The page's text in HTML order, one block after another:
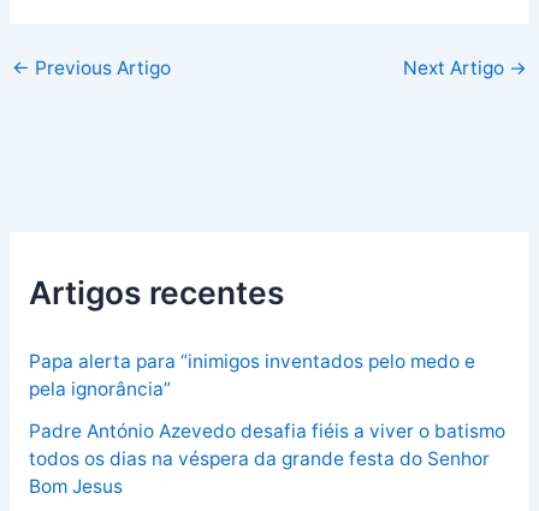
← Previous Artigo Next Artigo →
Artigos recentes
Papa alerta para “inimigos inventados pelo medo e
pela ignorância”
Padre António Azevedo desafia fiéis a viver o batismo
todos os dias na véspera da grande festa do Senhor
Bom Jesus